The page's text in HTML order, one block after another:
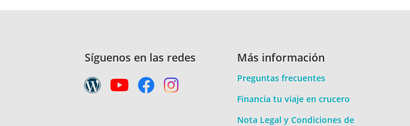
Síguenos en las redes Más información
Preguntas frecuentes
Financia tu viaje en crucero
Nota Legal y Condiciones de